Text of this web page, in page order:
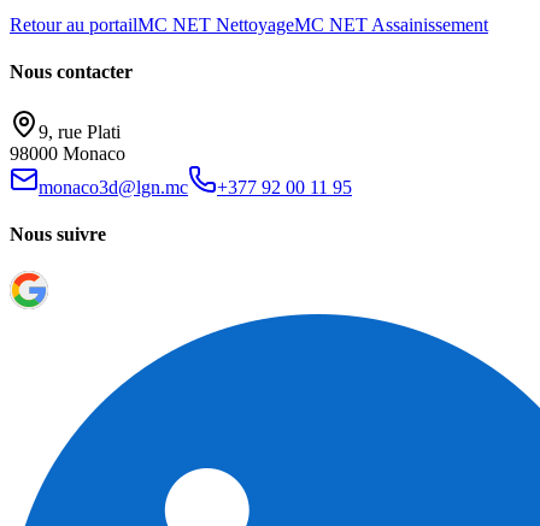
Retour au portailMC NET NettoyageMC NET Assainissement
Nous contacter
9, rue Plati
98000 Monaco
monaco3d@lgn.mc
+377 92 00 11 95
Nous suivre